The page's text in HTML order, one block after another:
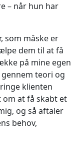
– når hun har
som måske er
dem til at få
på mine egen
teori og
klienten
at få skabt et
og så aftaler
behov,